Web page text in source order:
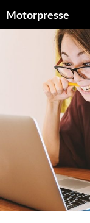
Motorpresse